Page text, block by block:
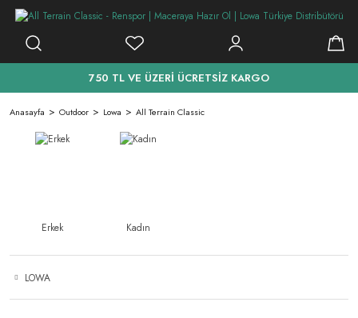
750 TL VE ÜZERİ ÜCRETSİZ KARGO
Anasayfa Outdoor Lowa All Terrain Classic
Erkek Kadın
LOWA